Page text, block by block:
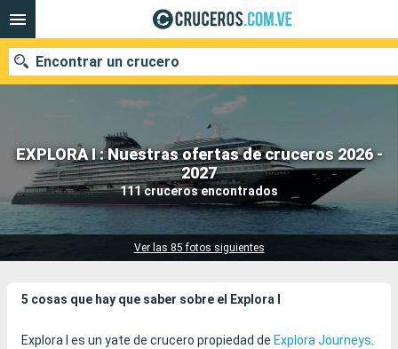
EXPLORA I : Nuestras ofertas de cruceros 2026 -
2027
111 cruceros encontrados
Ver las 85 fotos siguientes
Encontrar un crucero
Nuestros destinos
Fecha de salida
5 cosas que hay que saber sobre el Explora I
Explora I es un yate de crucero propiedad de Explora Journeys.